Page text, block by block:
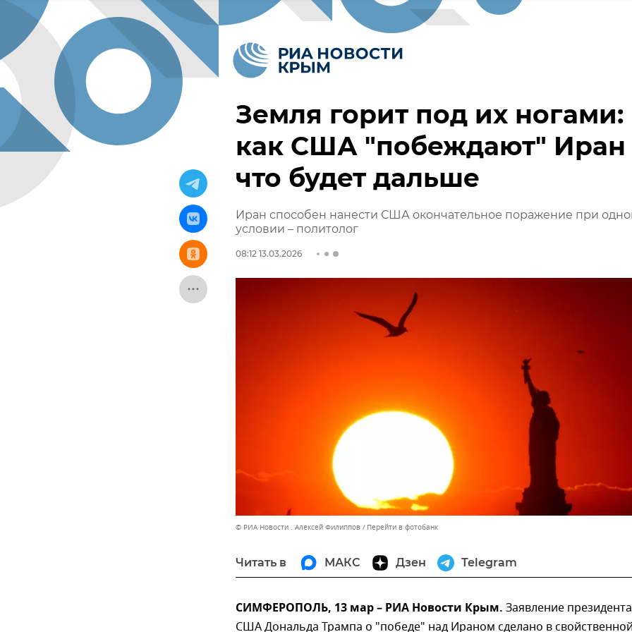
Земля горит под их ногами:
как США "побеждают" Иран
что будет дальше
Иран способен нанести США окончательное поражение при
условии – политолог
08:12 13.03.2026
© РИА Новости . Алексей Филиппов Перейти в фотобанк
Читать в МАКС Дзен Telegram
СИМФЕРОПОЛЬ, 13 мар – РИА Новости Крым. Заявление президента
США Дональда Трампа о "победе" над Ираном сделано в